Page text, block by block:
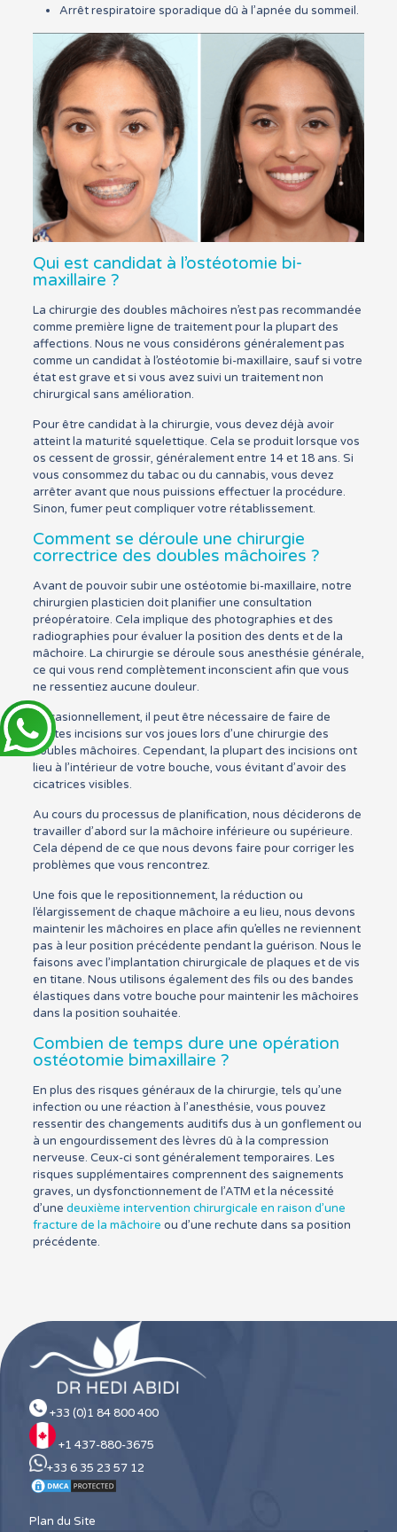
Arrêt respiratoire sporadique dû à l’apnée du sommeil.
Qui est candidat à l’ostéotomie bi-
maxillaire ?
La chirurgie des doubles mâchoires n’est pas recommandée
comme première ligne de traitement pour la plupart des
affections. Nous ne vous considérons généralement pas
comme un candidat à l’ostéotomie bi-maxillaire, sauf si votre
état est grave et si vous avez suivi un traitement non
chirurgical sans amélioration.
Pour être candidat à la chirurgie, vous devez déjà avoir
atteint la maturité squelettique. Cela se produit lorsque vos
os cessent de grossir, généralement entre 14 et 18 ans. Si
vous consommez du tabac ou du cannabis, vous devez
arrêter avant que nous puissions effectuer la procédure.
Sinon, fumer peut compliquer votre rétablissement.
Comment se déroule une chirurgie
correctrice des doubles mâchoires ?
Avant de pouvoir subir une ostéotomie bi-maxillaire, notre
chirurgien plasticien doit planifier une consultation
préopératoire. Cela implique des photographies et des
radiographies pour évaluer la position des dents et de la
mâchoire. La chirurgie se déroule sous anesthésie générale,
ce qui vous rend complètement inconscient afin que vous
ne ressentiez aucune douleur.
Occasionnellement, il peut être nécessaire de faire de
petites incisions sur vos joues lors d’une chirurgie des
doubles mâchoires. Cependant, la plupart des incisions ont
lieu à l’intérieur de votre bouche, vous évitant d’avoir des
cicatrices visibles.
Au cours du processus de planification, nous déciderons de
travailler d’abord sur la mâchoire inférieure ou supérieure.
Cela dépend de ce que nous devons faire pour corriger les
problèmes que vous rencontrez.
Une fois que le repositionnement, la réduction ou
l’élargissement de chaque mâchoire a eu lieu, nous devons
maintenir les mâchoires en place afin qu’elles ne reviennent
pas à leur position précédente pendant la guérison. Nous le
faisons avec l’implantation chirurgicale de plaques et de vis
en titane. Nous utilisons également des fils ou des bandes
élastiques dans votre bouche pour maintenir les mâchoires
dans la position souhaitée.
Combien de temps dure une opération
ostéotomie bimaxillaire ?
En plus des risques généraux de la chirurgie, tels qu’une
infection ou une réaction à l’anesthésie, vous pouvez
ressentir des changements auditifs dus à un gonflement ou
à un engourdissement des lèvres dû à la compression
nerveuse. Ceux-ci sont généralement temporaires. Les
risques supplémentaires comprennent des saignements
graves, un dysfonctionnement de l’ATM et la nécessité
d’une deuxième intervention chirurgicale en raison d’une
fracture de la mâchoire ou d’une rechute dans sa position
précédente.
+33 (0)1 84 800 400
+1 437-880-3675
+33 6 35 23 57 12
Plan du Site